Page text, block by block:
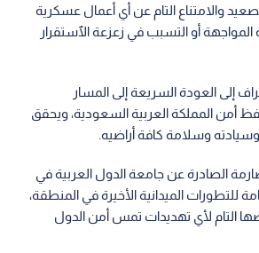
والامتناع التام عن أي أعمال عسكرية
أو التسبب في زعزعة الٱستقرار
إلى العودة السريعة إلى المسار
أمن المملكة العربية السعودية، ويحقق
وسلامة كافة أراضيه.
الصادرة عن جامعة الدول العربية في
للتطورات الميدانية الأخيرة في المنطقة،
التام لأي تهديدات تمس أمن الدول